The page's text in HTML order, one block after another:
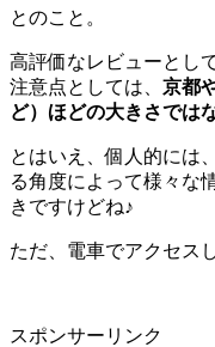
とのこと。
高評価なレビューとして
注意点としては、 京都
ど）ほどの大きさでは
とはいえ、個人的には
る角度によって様々な
きですけどね♪
ただ、電車でアクセス
スポンサーリンク